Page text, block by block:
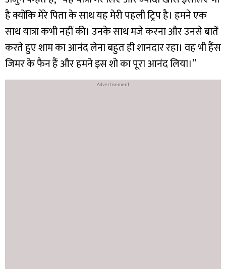
है क्योंकि मेरे पिता के साथ यह मेरी पहली ट्रिप है। हमने एक
साथ यात्रा कभी नहीं की। उनके साथ मजे करना और उनसे बातें
करते हुए शाम का आनंद लेना बहुत ही शानदार रहा। वह भी हैंस
जिमर के फैन हैं और हमने इस शो का पूरा आनंद लिया।’’